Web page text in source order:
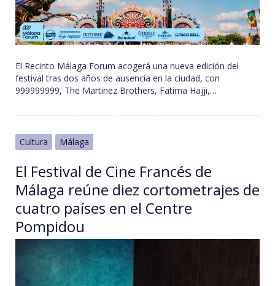
El Recinto Málaga Forum acogerá una nueva edición del
festival tras dos años de ausencia en la ciudad, con
999999999, The Martinez Brothers, Fatima Hajji,…
Cultura Málaga
El Festival de Cine Francés de
Málaga reúne diez cortometrajes de
cuatro países en el Centre
Pompidou